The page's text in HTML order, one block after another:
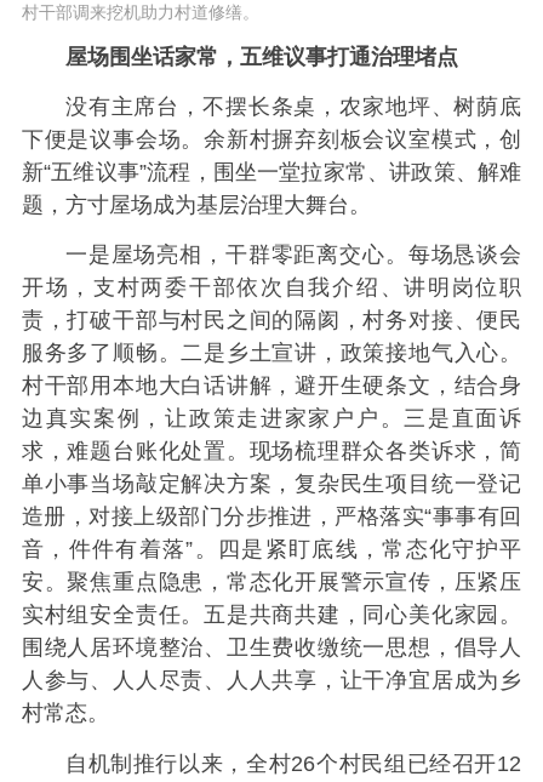
村干部调来挖机助力村道修缮。
屋场围坐话家常，五维议事打通治理堵点
没有主席台，不摆长条桌，农家地坪、树荫底
下便是议事会场。余新村摒弃刻板会议室模式，创
新“五维议事”流程，围坐一堂拉家常、讲政策、解难
题，方寸屋场成为基层治理大舞台。
一是屋场亮相，干群零距离交心。每场恳谈会
开场，支村两委干部依次自我介绍、讲明岗位职
责，打破干部与村民之间的隔阂，村务对接、便民
服务多了顺畅。二是乡土宣讲，政策接地气入心。
村干部用本地大白话讲解，避开生硬条文，结合身
边真实案例，让政策走进家家户户。三是直面诉
求，难题台账化处置。现场梳理群众各类诉求，简
单小事当场敲定解决方案，复杂民生项目统一登记
造册，对接上级部门分步推进，严格落实“事事有回
音，件件有着落”。四是紧盯底线，常态化守护平
安。聚焦重点隐患，常态化开展警示宣传，压紧压
实村组安全责任。五是共商共建，同心美化家园。
围绕人居环境整治、卫生费收缴统一思想，倡导人
人参与、人人尽责、人人共享，让干净宜居成为乡
村常态。
自机制推行以来，全村26个村民组已经召开12